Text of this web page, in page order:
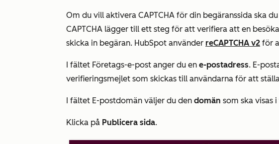
Om du vill aktivera CAPTCHA för din begäranssida ska
CAPTCHA lägger till ett steg för att verifiera att en
skicka in begäran. HubSpot använder reCAPTCHA v2 för
I fältet Företags-e-post anger du en e-postadress. E-
verifieringsmejlet som skickas till användarna för att
I fältet E-postdomän väljer du den domän som ska visas
Klicka på Publicera sida.